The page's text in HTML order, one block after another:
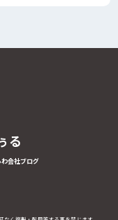
る
会社ブログ